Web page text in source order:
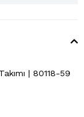
| 80118-59